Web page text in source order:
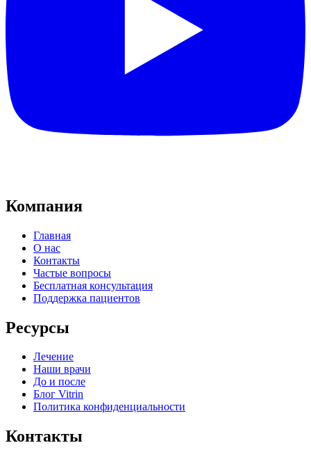
Компания
Главная
О нас
Контакты
Частые вопросы
Бесплатная консультация
Поддержка пациентов
Ресурсы
Лечение
Наши врачи
До и после
Блог Vitrin
Политика конфиденциальности
Контакты